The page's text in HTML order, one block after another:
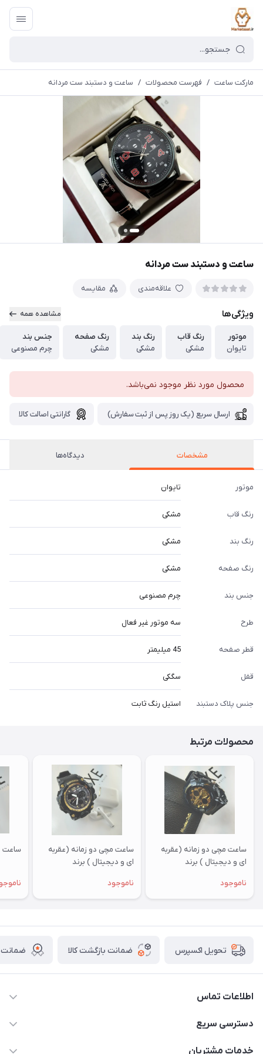
مارکت ساعت / فهرست محصولات / ساعت و دستبند ست مردانه
ساعت و دستبند ست مردانه
علاقه‌مندی مقایسه
ویژگی‌ها مشاهده همه
موتور
تایوان
رنگ قاب
مشکی
رنگ بند
مشکی
رنگ صفحه
مشکی
جنس بند
چرم مصنوعی
محصول مورد نظر موجود نمی‌باشد.
ارسال سریع (یک روز پس از ثبت سفارش) گارانتی اصالت کالا
مشخصات دیدگاه‌ها
موتور تایوان
رنگ قاب مشکی
رنگ بند مشکی
رنگ صفحه مشکی
جنس بند چرم مصنوعی
طرح سه موتور غیر فعال
قطر صفحه 45 میلیمتر
قفل سگکی
جنس پلاک دستبند استیل رنگ ثابت
محصولات مرتبط
ساعت مچی دو زمانه (عقربه
ای و دیجیتال ) برند
ناموجود
ساعت مچی دو زمانه (عقربه
ای و دیجیتال ) برند
ناموجود
ساعت
تحویل اکسپرس ضمانت بازگشت کالا ضمانت
اطلاعات تماس
برای دریافت کدرهگیری پیامک دهید 09364926911
دسترسی سریع
حساب کاربری
خدمات مشتریان